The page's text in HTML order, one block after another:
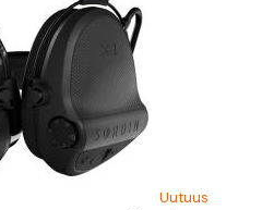
Uutuus